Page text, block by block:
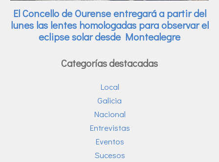
Categorías destacadas
Local
Galicia
Nacional
Entrevistas
Eventos
Sucesos